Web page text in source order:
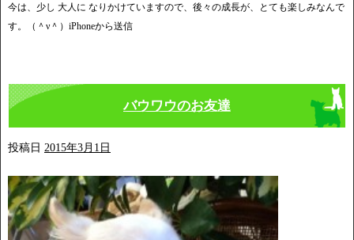
今は、少し 大人に なりかけていますので、後々の成長が、とても楽しみなんで
す。（＾ν＾）iPhoneから送信
バウワウのお友達
投稿日 2015年3月1日